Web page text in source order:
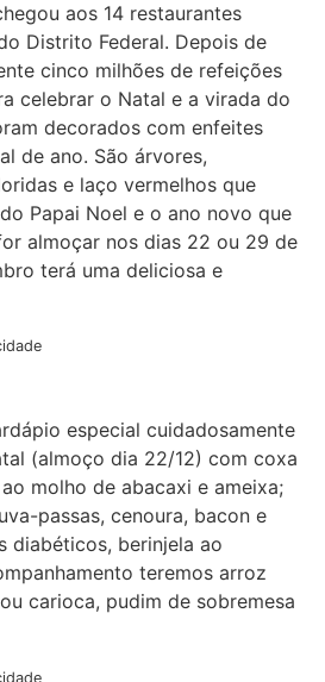
aos 14 restaurantes
Distrito Federal. Depois de
cinco milhões de refeições
celebrar o Natal e a virada do
decorados com enfeites
de ano. São árvores,
e laço vermelhos que
Papai Noel e o ano novo que
almoçar nos dias 22 ou 29 de
terá uma deliciosa e
especial cuidadosamente
(almoço dia 22/12) com coxa
molho de abacaxi e ameixa;
passas, cenoura, bacon e
diabéticos, berinjela ao
teremos arroz
carioca, pudim de sobremesa